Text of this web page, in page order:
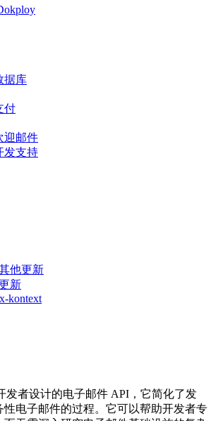
据库
付
迎邮件
发支持
他更新
新
kontext
发者设计的电子邮件 API，它简化了发
性电子邮件的过程。它可以帮助开发者专